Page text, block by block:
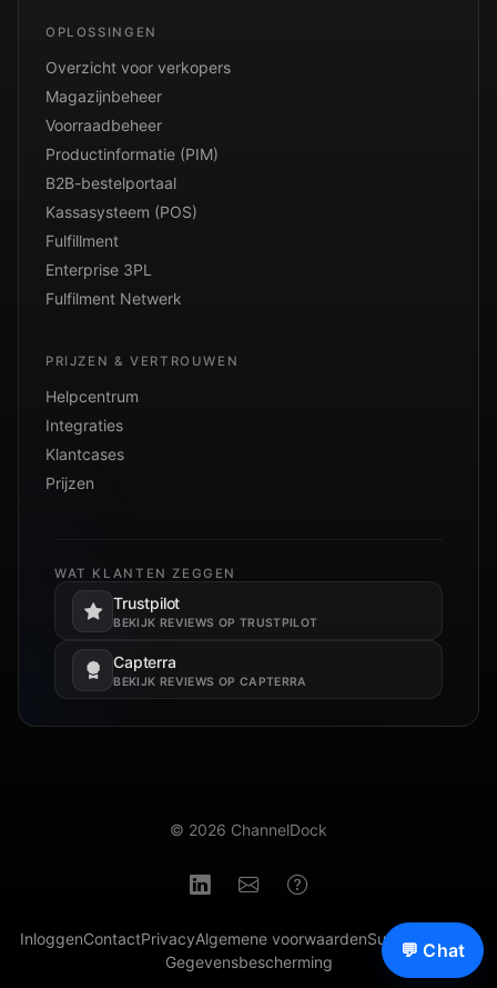
💬 Chat
OPLOSSINGEN
Overzicht voor verkopers
Magazijnbeheer
Voorraadbeheer
Productinformatie (PIM)
B2B-bestelportaal
Kassasysteem (POS)
Fulfillment
Enterprise 3PL
Fulfilment Netwerk
PRIJZEN & VERTROUWEN
Helpcentrum
Integraties
Klantcases
Prijzen
WAT KLANTEN ZEGGEN
Trustpilot
BEKIJK REVIEWS OP TRUSTPILOT
Opent in een nieuw tabblad.
Capterra
BEKIJK REVIEWS OP CAPTERRA
Opent in een nieuw tabblad.
© 2026 ChannelDock
InloggenContactPrivacyAlgemene voorwaardenSubverwerkers
Gegevensbescherming